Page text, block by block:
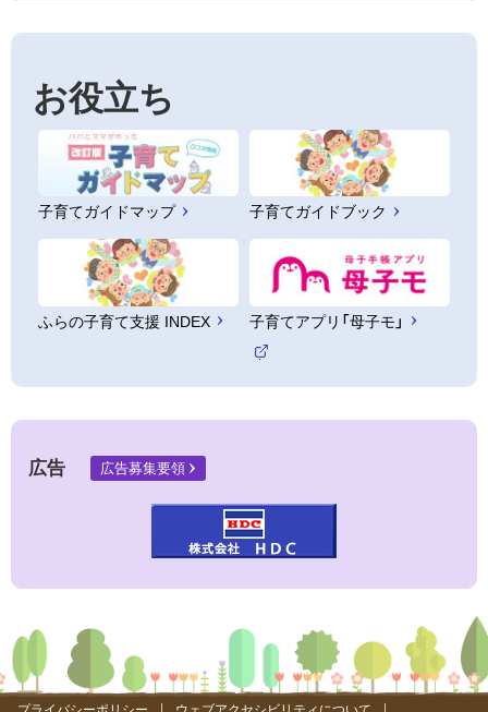
お役立ち
子育てガイドマップ 子育てガイドブック
ふらの子育て支援 INDEX 子育てアプリ「母子モ」
外
サ
広告 広告募集要領